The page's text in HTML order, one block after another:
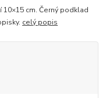
cm. Černý podklad
celý popis